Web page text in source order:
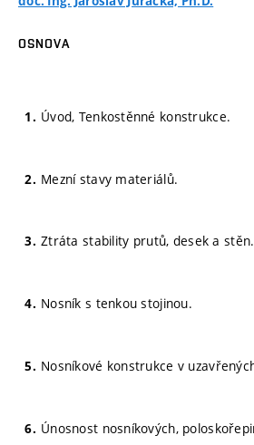
OSNOVA
Úvod, Tenkostěnné konstrukce.
Mezní stavy materiálů.
Ztráta stability prutů, desek a stěn.
Nosník s tenkou stojinou.
Nosníkové konstrukce v
Únosnost nosníkových,